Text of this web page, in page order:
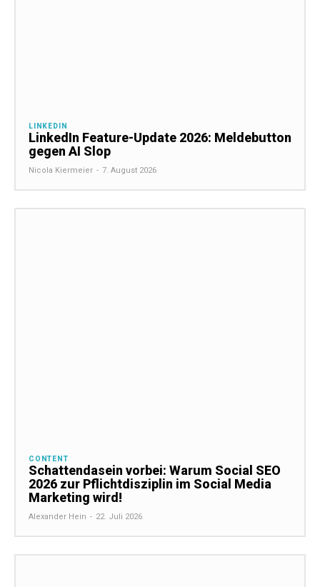
LINKEDIN
LinkedIn Feature-Update 2026: Meldebutton
gegen AI Slop
Nicola Kiermeier - 7. August 2026
CONTENT
Schattendasein vorbei: Warum Social SEO
2026 zur Pflichtdisziplin im Social Media
Marketing wird!
Alexander Hein - 22. Juli 2026